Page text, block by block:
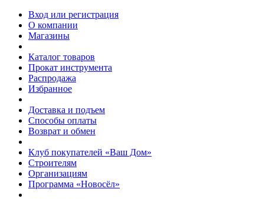
Вход или регистрация
О компании
Магазины
Каталог товаров
Прокат инструмента
Распродажа
Избранное
Доставка и подъем
Способы оплаты
Возврат и обмен
Клуб покупателей «Ваш Дом»
Строителям
Организациям
Программа «Новосёл»